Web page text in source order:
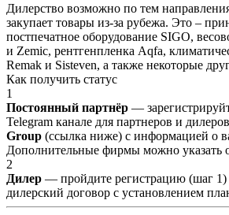
Дилерство возможно по тем
закупает товары из-за рубежа. Это –
постпечатное оборудование SIGO,
и Zemic, рентгенпленка Aqfa,
Remak и Sisteven, а также некоторые
Как получить статус
1
Постоянный партнёр —
Telegram канале для партнеров и дилеров
Group (ссылка ниже) с информацией о
Дополнительные фирмы можно указать
2
Дилер — пройдите регистрацию (шаг 1)
дилерский договор с установлением